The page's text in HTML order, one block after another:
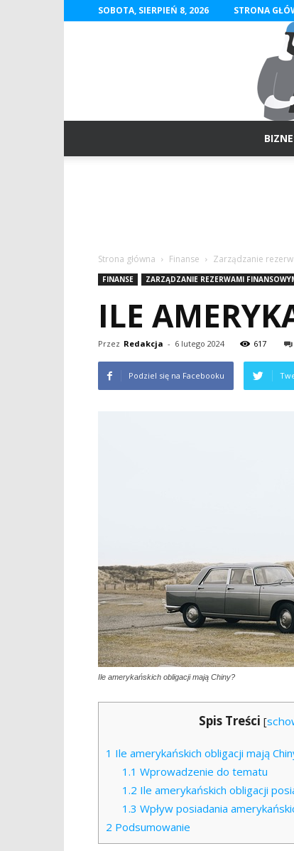
SOBOTA, SIERPIEŃ 8, 2026 STRONA
Strona główna Finanse Zarządzanie
FINANSE ZARZĄDZANIE REZERWAMI
ILE
Przez Redakcja - 6 lutego 2024 617
Podziel się na Facebooku
Ile amerykańskich obligacji mają Chiny?
Spis Treści [
1 Ile amerykańskich obligacji mają
1.1 Wprowadzenie do tematu
1.2 Ile amerykańskich obligacji
1.3 Wpływ posiadania
2 Podsumowanie